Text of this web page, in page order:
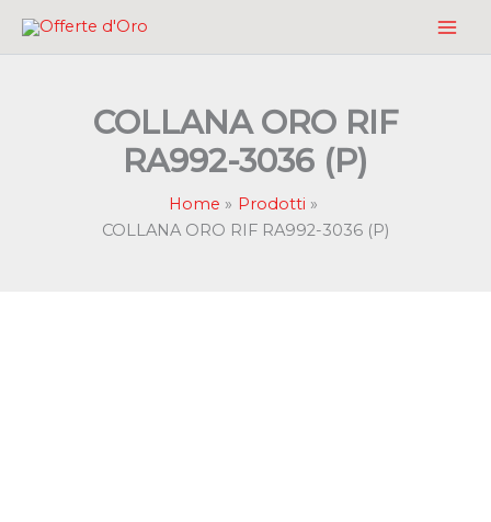
COLLANA ORO RIF
RA992-3036 (P)
Home
Prodotti
COLLANA ORO RIF RA992-3036 (P)